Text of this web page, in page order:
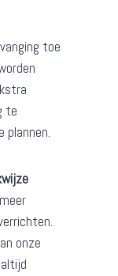
toe
te
plannen.
onze